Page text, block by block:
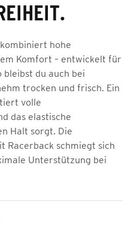
kombiniert hohe
Komfort – entwickelt für
bleibst du auch bei
trocken und frisch. Ein
volle
das elastische
Halt sorgt. Die
Racerback schmiegt sich
Unterstützung bei